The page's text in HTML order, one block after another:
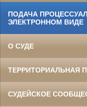
ПОДАЧА
ЭЛЕКТРОННОМ ВИДЕ
О СУДЕ
ТЕРРИТОРИАЛЬНАЯ
СУДЕЙСКОЕ